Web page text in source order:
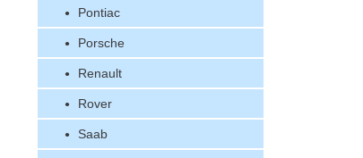
Pontiac
Porsche
Renault
Rover
Saab